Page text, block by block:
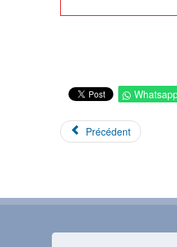
Précédent